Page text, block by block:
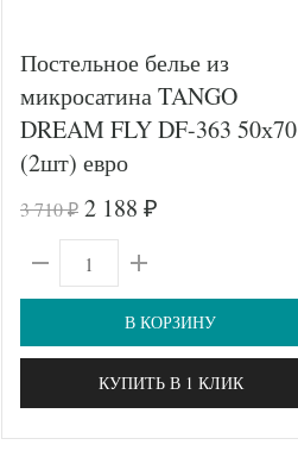
Постельное белье из
микросатина TANGO
DREAM FLY DF-363 50х70
(2шт) евро
3 710₽ 2 188 ₽
В КОРЗИНУ
КУПИТЬ В 1 КЛИК